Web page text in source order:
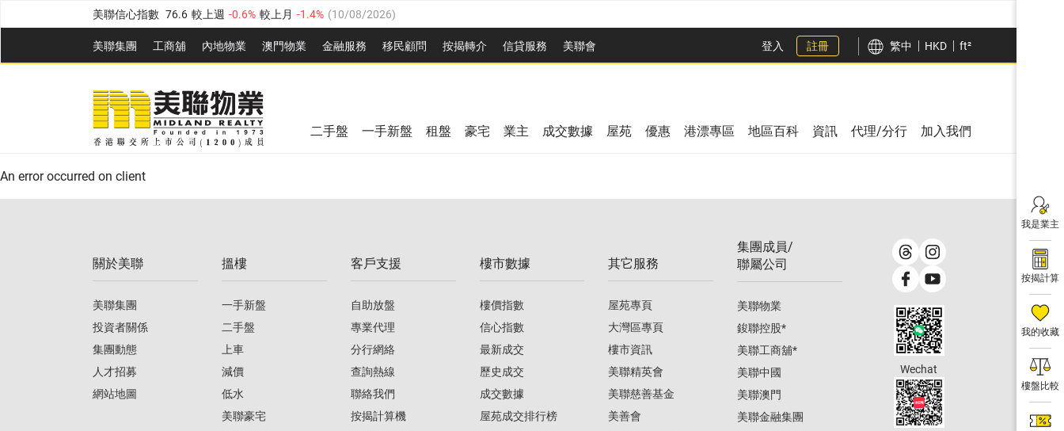
美聯信心指數 76.6 較上週 -0.6% 較上月 -1.4% (10/08/2026)
全港樓價指數 148.9 較上週 -0.1% 較上月 0.1% (10/08/2026)
港島樓價指數 157.0 較上週 -0.2% 較上月 0.2% (10/08/2026)
九龍樓價指數 155.7 較上週 -0.4%
新界樓價指數 135.1 較上週 0.3% 0.9% 10/08/2026
美聯信心指數 76.6 較上週 -0.6% 較上月
美聯集團 工商舖 內地物業 澳門物業 金融服務 移民顧問 按揭轉介 信貸服務 美聯會
全港樓價指數 148.9 較上週 -0.1%
美聯信心指數 較上週 -0.6% 10/08/2026)
登入 註冊 繁中 HKD ft²
我是業主
按揭計算
我的收藏
樓盤比較
二手盤 一手新盤 租盤 豪宅 業主 成交數據 屋苑 優惠 港漂專區 地區百科 資訊 代理/分行 加入我們
An error occurred on client
關於美聯
美聯集團
投資者關係
集團動態
人才招募
網站地圖
搵樓
一手新盤
二手盤
上車
減價
低水
美聯豪宅
客戶支援
自助放盤
專業代理
分行網絡
查詢熱線
聯絡我們
按揭計算機
樓市數據
樓價指數
信心指數
最新成交
歷史成交
成交數據
屋苑成交排行榜
其它服務
屋苑專頁
大灣區專頁
樓市資訊
美聯精英會
美聯慈善基金
美善會
集團成員/
聯屬公司
美聯物業
鋑聯控股*
美聯工商舖*
美聯中國
美聯澳門
美聯金融集團
Wechat